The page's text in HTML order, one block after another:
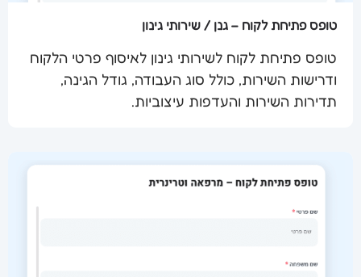
שלח מסמך
טופס פתיחת לקוח – גנן / שירותי גינון
טופס פתיחת לקוח לשירותי גינון לאיסוף פרטי הלקוח
ודרישות השירות, כולל סוג העבודה, גודל הגינה,
תדירות השירות והעדפות עיצוביות.